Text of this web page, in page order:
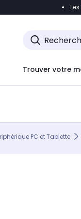
Accéder
Trouver votre
PC et Tablette